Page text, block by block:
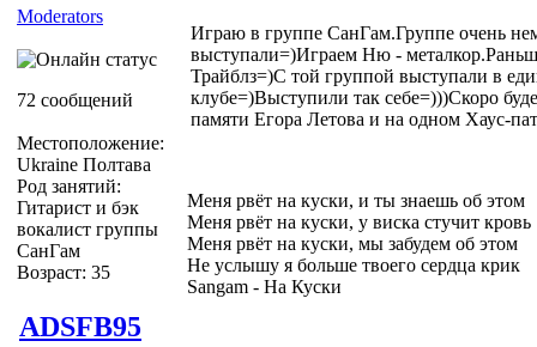
Moderators
72 сообщений
Местоположение:
Ukraine Полтава
Род занятий:
Гитарист и бэк
вокалист группы
СанГам
Возраст: 35
Играю в группе СанГам.Группе очень
выступали=)Играем Ню -
Трайблз=)С той группой выступали в
клубе=)Выступили так себе=)))Скоро
памяти Егора Летова и на одном Хаус-
Меня рвёт на куски, и ты знаешь об этом
Меня рвёт на куски, у виска стучит кровь
Меня рвёт на куски, мы забудем об этом
Не услышу я больше твоего сердца крик
Sangam - На Куски
ADSFB95